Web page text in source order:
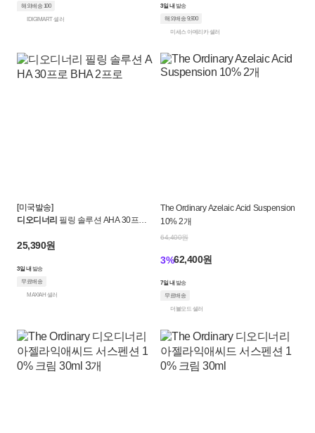
해외배송 100
IDIGIMART 셀러
3일 내 발송
해외배송 9,900
미세스 아메리카 셀러
[미국발송]
디오디너리 필링 솔루션 AHA 30프로 B
25,390원
3일 내 발송
무료배송
MAXIAH 셀러
The Ordinary Azelaic Acid Suspension
10% 2개
64,400원
3%62,400원
7일 내 발송
무료배송
더블모드 셀러